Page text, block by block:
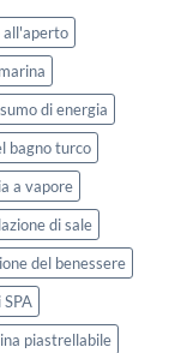
all'aperto
di energia
bagno turco
a vapore
di sale
del benessere
piastrellabile